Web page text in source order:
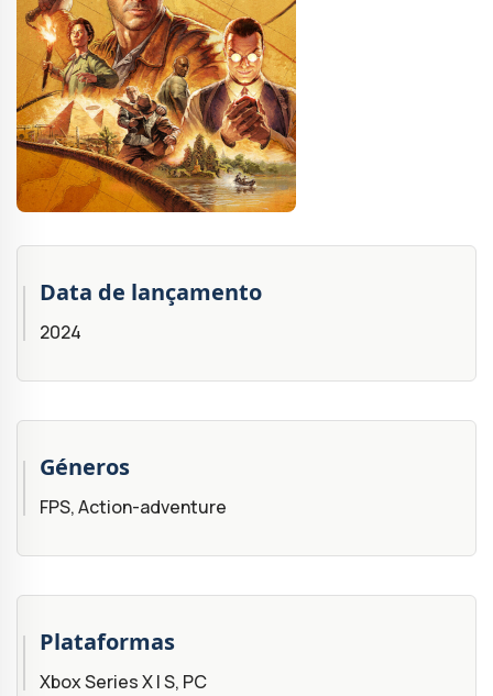
Data de lançamento
2024
Géneros
FPS, Action-adventure
Plataformas
Xbox Series X | S, PC